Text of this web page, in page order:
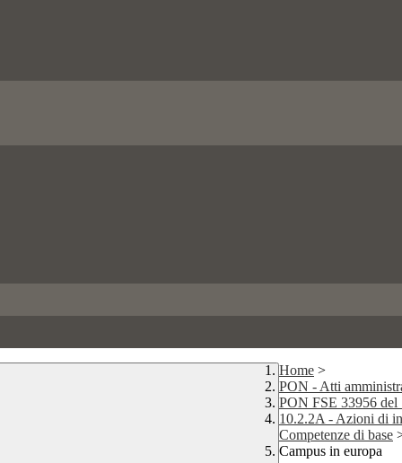
Home >
PON - Atti
PON FSE 33956 del
10.2.2A - Azioni di
Competenze di base
Campus in europa